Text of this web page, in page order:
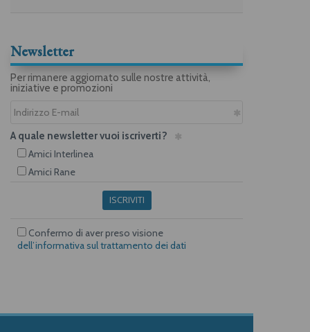
Newsletter
Per rimanere aggiornato sulle nostre attività,
iniziative e promozioni
A quale newsletter vuoi iscriverti?
Amici Interlinea
Amici Rane
ISCRIVITI
Confermo di aver preso visione
dell’informativa sul trattamento dei dati